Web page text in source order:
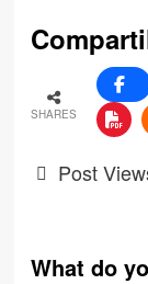
SHARES
Post
What do